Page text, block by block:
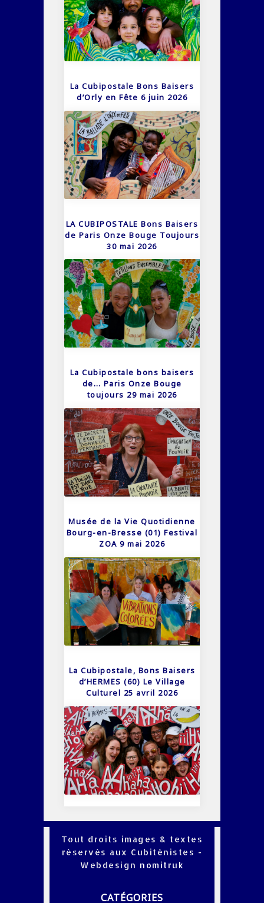
La Cubipostale Bons Baisers
d’Orly en Fête 6 juin 2026
LA CUBIPOSTALE Bons Baisers
de Paris Onze Bouge Toujours
30 mai 2026
La Cubipostale bons baisers
de… Paris Onze Bouge
toujours 29 mai 2026
Musée de la Vie Quotidienne
Bourg-en-Bresse (01) Festival
ZOA 9 mai 2026
La Cubipostale, Bons Baisers
d’HERMES (60) Le Village
Culturel 25 avril 2026
Tout droits images & textes
réservés aux Cubiténistes -
Webdesign nomitruk
CATÉGORIES